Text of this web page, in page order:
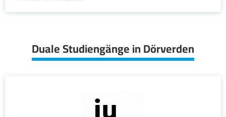
Duale Studiengänge in Dörverden